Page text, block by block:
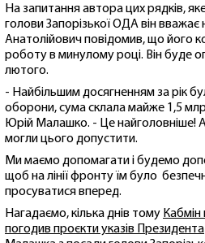
На запитання автора цих рядків,
голови Запорізької ОДА він
Анатолійович повідомив, що його
роботу в минулому році. Він буде
лютого.
- Найбільшим досягненням за рік
оборони, сума склала майже 1,5
Юрій Малашко. - Це найголовніше!
могли цього допустити.
Ми маємо допомагати і будемо
щоб на лінії фронту їм було
просуватися вперед.
Нагадаємо, кілька днів тому Кабмін
погодив проєкти указів Президента